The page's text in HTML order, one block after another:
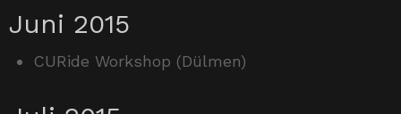
Juni 2015
CURide Workshop (Dülmen)